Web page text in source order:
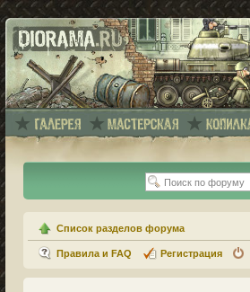
Список разделов форума
Правила и FAQ Регистрация